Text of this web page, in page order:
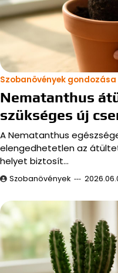
Szobanövények gondozása
Nematanthus
szükséges új
A Nematanthus
elengedhetetlen az
helyet biztosít…
Szobanövények